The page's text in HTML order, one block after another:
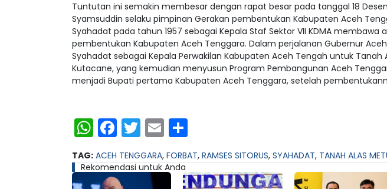
Tuntutan ini semakin membesar dengan rapat besar pada tanggal 18
Syamsuddin selaku pimpinan Gerakan pembentukan Kabupaten Aceh
Syahadat pada tahun 1957 sebagai Kepala Staf Sektor VII KDMA membawa
pembentukan Kabupaten Aceh Tenggara. Dalam perjalanan Gubernur
Syahadat sebagai Kepala Perwakilan Kabupaten Aceh Tengah untuk Tanah
Kutacane, yang kemudian menyusun Program Pembangunan Aceh
menjadi Bupati pertama Kabupaten Aceh Tenggara, setelah
WhatsApp
Facebook
Twitter
Email
TAG: ACEH TENGGARA, FORBAT, RAMSES SITORUS, SYAHADAT, TANAH ALAS
Rekomendasi untuk Anda